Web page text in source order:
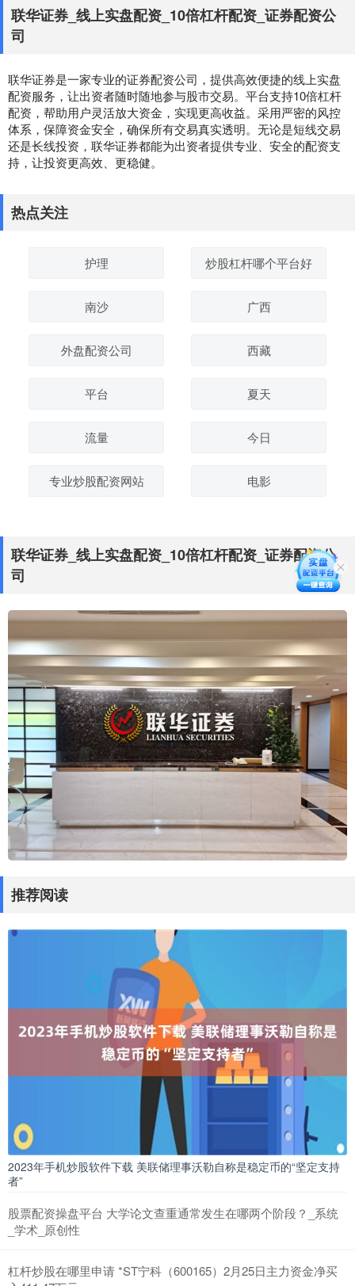
联华证券_线上实盘配资_10倍杠杆配资_证券配资公
司
联华证券是一家专业的证券配资公司，提供高效便捷的线上实盘
配资服务，让出资者随时随地参与股市交易。平台支持10倍杠杆
配资，帮助用户灵活放大资金，实现更高收益。采用严密的风控
体系，保障资金安全，确保所有交易真实透明。无论是短线交易
还是长线投资，联华证券都能为出资者提供专业、安全的配资支
持，让投资更高效、更稳健。
热点关注
护理 炒股杠杆哪个平台好
南沙 广西
外盘配资公司 西藏
平台 夏天
流量 今日
专业炒股配资网站 电影
联华证券_线上实盘配资_10倍杠杆配资_证券配资公
司
推荐阅读
2023年手机炒股软件下载 美联储理事沃勒自称是稳定币的“坚定支持
者”
股票配资操盘平台 大学论文查重通常发生在哪两个阶段？_系统
_学术_原创性
杠杆炒股在哪里申请 *ST宁科（600165）2月25日主力资金净买